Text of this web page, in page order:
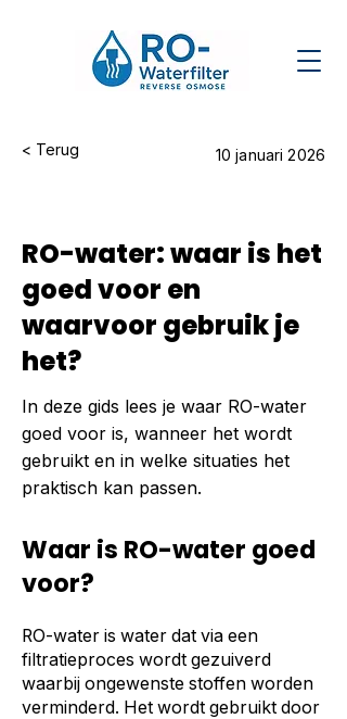
< Terug 10 januari 2026
RO-water: waar is het
goed voor en
waarvoor gebruik je
het?
In deze gids lees je waar RO-water
goed voor is, wanneer het wordt
gebruikt en in welke situaties het
praktisch kan passen.
Waar is RO-water goed
voor?
RO-water is water dat via een
filtratieproces wordt gezuiverd
waarbij ongewenste stoffen worden
verminderd. Het wordt gebruikt door